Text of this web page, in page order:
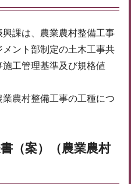
課は、農業農村整備工事
ント部制定の土木工事共
工管理基準及び規格値
農村整備工事の工種につ
（案）（農業農村